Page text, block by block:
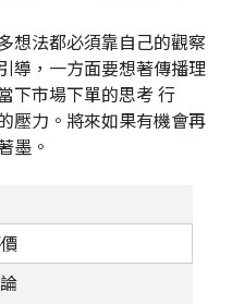
想法都必須靠自己的觀察
導，一方面要想著傳播理
下市場下單的思考 行
壓力。將來如果有機會再
墨。